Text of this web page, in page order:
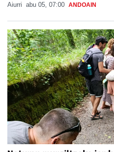
Aiurri abu 05, 07:00 ANDOAIN